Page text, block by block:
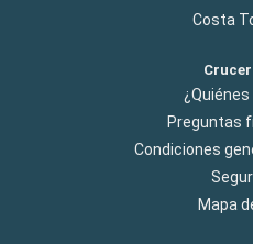
Costa
Preguntas
Condiciones
Mapa